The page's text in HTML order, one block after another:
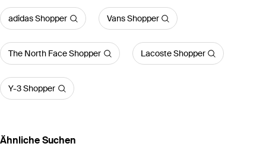
adidas Shopper Vans Shopper
The North Face Shopper Lacoste Shopper
Y-3 Shopper
Ähnliche Suchen